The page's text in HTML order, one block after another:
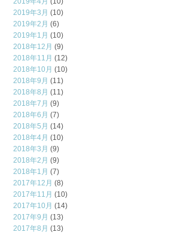
2019年3月 (10)
2019年2月 (6)
2019年1月 (10)
2018年12月 (9)
2018年11月 (12)
2018年10月 (10)
2018年9月 (11)
2018年8月 (11)
2018年7月 (9)
2018年6月 (7)
2018年5月 (14)
2018年4月 (10)
2018年3月 (9)
2018年2月 (9)
2018年1月 (7)
2017年12月 (8)
2017年11月 (10)
2017年10月 (14)
2017年9月 (13)
2017年8月 (13)